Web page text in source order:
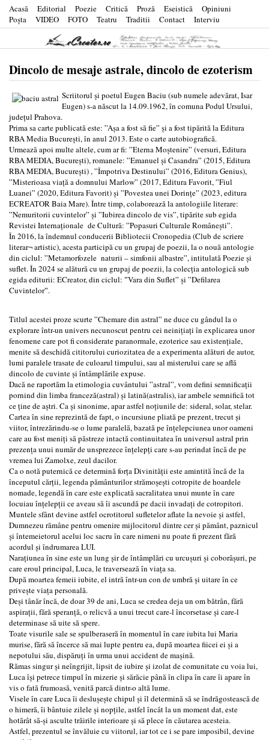
Acasă Editorial Poezie Critică Proză Eseistică
Opiniuni
Poşta
VIDEO FOTO Teatru Traditii Contact Interviu
Dincolo de mesaje astrale, dincolo de ezoterism
Scriitorul și poetul Eugen Baciu (sub numele adevărat, Isar
Eugen) s-a născut la 14.09.1962, în comuna Podul Ursului,
județul Prahova.
Prima sa carte publicată este: ”Așa a fost să fie” și a fost tipărită la Editura
RBA Media București, în anul 2013. Este o carte autobiografică.
Urmează apoi multe altele, cum ar fi: ”Eterna Moştenire” (versuri, Editura
RBA MEDIA, Bucureşti), romanele: ”Emanuel şi Casandra” (2015, Editura
RBA MEDIA, Bucureşti) , ”Împotriva Destinului” (2016, Editura Genius),
”Misterioasa viață a domnului Marlow” (2017, Editura Favorit, ”Fiul
Luanei” (2020, Editura Favorit) și ”Povestea unei Dorinţe” (2023, editura
ECREATOR Baia Mare). Între timp, colaborează la antologiile literare:
”Nemuritorii cuvintelor” și ”Iubirea dincolo de vis”, tipărite sub egida
Revistei Internaționale de Cultură: ”Popasuri Culturale Româneşti”.
În 2016, la îndemnul conducerii Bibliotecii Cronopedia (Club de scriere
literar¬ artistic), acesta participă cu un grupaj de poezii, la o nouă antologie
din ciclul: ”Metamorfozele naturii – simfonii albastre”, intitulată Poezie și
suflet. În 2024 se alătură cu un grupaj de poezii, la colecția antologică sub
egida editurii: ECreator, din ciclul: ˮVara din Suflet” și ”Defilarea
Cuvintelorˮ.
Titlul acestei proze scurte ”Chemare din astral” ne duce cu gândul la o
explorare într-un univers necunoscut pentru cei neinițiați în explicarea unor
fenomene care pot fi considerate paranormale, ezoterice sau existențiale,
menite să deschidă cititorului curiozitatea de a experimenta alături de autor,
lumi paralele trasate de culoarul timpului, sau al misterului care se află
dincolo de cuvinte și întâmplările expuse.
Dacă ne raportăm la etimologia cuvântului ”astral”, vom defini semnificații
pornind din limba franceză(astral) și latină(astralis), iar ambele semnifică tot
ce ține de aștri. Ca și sinonime, apar astfel noțiunile de: sideral, solar, stelar.
Cartea în sine reprezintă de fapt, o incursiune pliată pe prezent, trecut și
viitor, întrezărindu-se o lume paralelă, bazată pe înțelepciunea unor oameni
care au fost meniți să păstreze intactă continuitatea în universul astral prin
prezența unui număr de unsprezece înțelepți care s-au perindat încă de pe
vremea lui Zamolxe, zeul dacilor.
Ca o notă puternică ce determină forța Divinității este amintită încă de la
începutul cărții, legenda pământurilor strămoșești cotropite de hoardele
nomade, legendă în care este explicată sacralitatea unui munte în care
locuiau înțelepții ce aveau să îi ascundă pe dacii invadați de cotropitori.
Muntele sfânt devine astfel ocrotitorul sufletelor aflate la nevoie și astfel,
Dumnezeu rămâne pentru omenire mijlocitorul dintre cer și pământ, paznicul
și întemeietorul acelui loc sacru în care nimeni nu poate fi prezent fără
acordul și îndrumarea LUI.
Narațiunea în sine este un lung șir de întâmplări cu urcușuri și coborâșuri, pe
care eroul principal, Luca, le traversează în viața sa.
După moartea femeii iubite, el intră într-un con de umbră și uitare în ce
privește viața personală.
Deși tânăr încă, de doar 39 de ani, Luca se credea deja un om bătrân, fără
aspirații, fără speranță, o relicvă a unui trecut care-l încorsetase și care-l
determinase să uite să spere.
Toate visurile sale se spulberaseră în momentul în care iubita lui Maria
murise, fără să încerce să mai lupte pentru ea, după moartea fiicei ei și a
nepotului său, dispăruți în urma unui accident de mașină.
Rămas singur și neîngrijit, lipsit de iubire și izolat de comunitate cu voia lui,
Luca își petrece timpul în mizerie și sărăcie până în clipa în care îi apare în
vis o fată frumoasă, venită parcă dintr-o altă lume.
Visele în care Luca îi deslușește chipul și îl determină să se îndrăgostească de
o himeră, îi bântuie zilele și nopțile, astfel încât la un moment dat, este
hotărât să-și asculte trăirile interioare și să plece în căutarea acesteia.
Astfel, prezentul se învăluie cu viitorul, iar tot ce i se pare imposibil, devine